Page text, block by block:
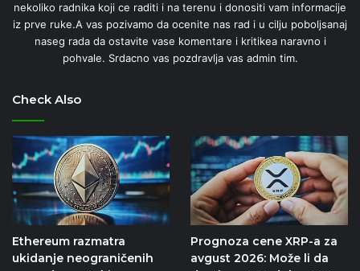
nekoliko radnika koji ce raditi i na terenu i donositi vam informacije
iz prve ruke.A vas pozivamo da ocenite nas rad i u cilju poboljsanaj
naseg rada da ostavite vase komentare i kritikea naravno i
pohvale. Srdacno vas pozdravlja vas admin tim.
Check Also
Ethereum razmatra
ukidanje neograničenih
Prognoza cene XRP-a za
avgust 2026: Može li da